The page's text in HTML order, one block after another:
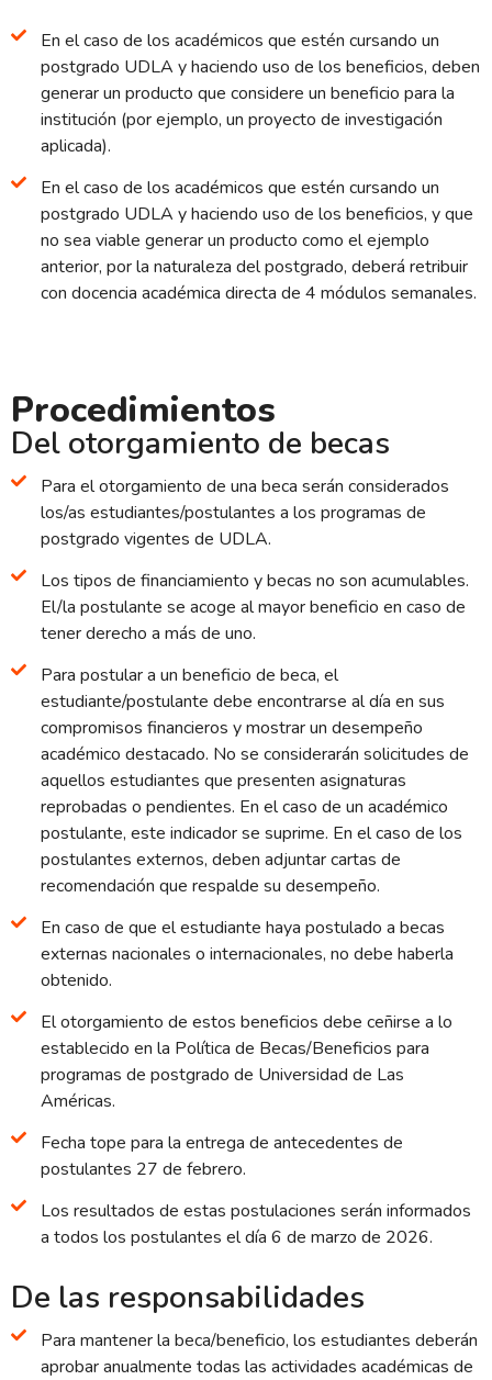
En el caso de los académicos que estén cursando un
postgrado UDLA y haciendo uso de los beneficios, deben
generar un producto que considere un beneficio para la
institución (por ejemplo, un proyecto de investigación
aplicada).
En el caso de los académicos que estén cursando un
postgrado UDLA y haciendo uso de los beneficios, y que
no sea viable generar un producto como el ejemplo
anterior, por la naturaleza del postgrado, deberá retribuir
con docencia académica directa de 4 módulos semanales.
Procedimientos
Del otorgamiento de becas
Para el otorgamiento de una beca serán considerados
los/as estudiantes/postulantes a los programas de
postgrado vigentes de UDLA.
Los tipos de financiamiento y becas no son acumulables.
El/la postulante se acoge al mayor beneficio en caso de
tener derecho a más de uno.
Para postular a un beneficio de beca, el
estudiante/postulante debe encontrarse al día en sus
compromisos financieros y mostrar un desempeño
académico destacado. No se considerarán solicitudes de
aquellos estudiantes que presenten asignaturas
reprobadas o pendientes. En el caso de un académico
postulante, este indicador se suprime. En el caso de los
postulantes externos, deben adjuntar cartas de
recomendación que respalde su desempeño.
En caso de que el estudiante haya postulado a becas
externas nacionales o internacionales, no debe haberla
obtenido.
El otorgamiento de estos beneficios debe ceñirse a lo
establecido en la Política de Becas/Beneficios para
programas de postgrado de Universidad de Las
Américas.
Fecha tope para la entrega de antecedentes de
postulantes 27 de febrero.
Los resultados de estas postulaciones serán informados
a todos los postulantes el día 6 de marzo de 2026.
De las responsabilidades
Para mantener la beca/beneficio, los estudiantes deberán
aprobar anualmente todas las actividades académicas de